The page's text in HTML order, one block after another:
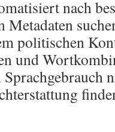
nach
Metadaten
politischen
und